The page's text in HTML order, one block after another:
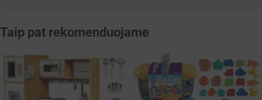
Taip pat rekomenduojame